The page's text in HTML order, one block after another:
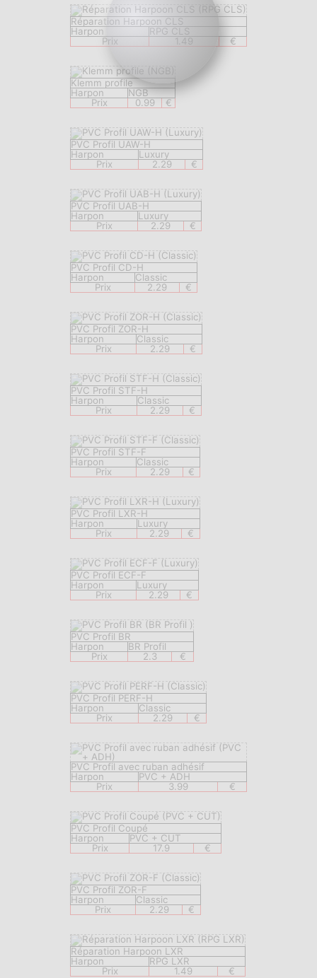
Réparation Harpoon CLS
Harpon
RPG CLS
Prix
1.49 €
Klemm profile
Harpon
NGB
Prix
0.99 €
PVC Profil UAW-H
Harpon
Luxury
Prix
2.29 €
PVC Profil UAB-H
Harpon
Luxury
Prix
2.29 €
PVC Profil CD-H
Harpon
Classic
Prix
2.29 €
PVC Profil ZOR-H
Harpon
Classic
Prix
2.29 €
PVC Profil STF-H
Harpon
Classic
Prix
2.29 €
PVC Profil STF-F
Harpon
Classic
Prix
2.29 €
PVC Profil LXR-H
Harpon
Luxury
Prix
2.29 €
PVC Profil ECF-F
Harpon
Luxury
Prix
2.29 €
PVC Profil BR
Harpon
BR Profil
Prix
2.3 €
PVC Profil PERF-H
Harpon
Classic
Prix
2.29 €
PVC Profil avec ruban adhésif
Harpon
PVC + ADH
Prix
3.99 €
PVC Profil Coupé
Harpon
PVC + CUT
Prix
17.9 €
PVC Profil ZOR-F
Harpon
Classic
Prix
2.29 €
Réparation Harpoon LXR
Harpon
RPG LXR
Prix
1.49 €